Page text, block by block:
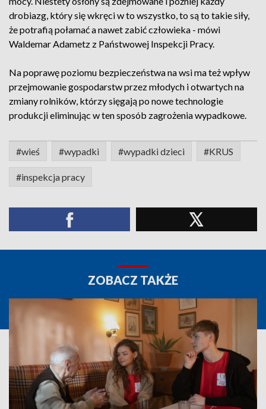
drobiazg, który się wkręci w to wszystko, to są to takie siły,
że potrafią połamać a nawet zabić człowieka - mówi
Waldemar Adametz z Państwowej Inspekcji Pracy.
Na poprawę poziomu bezpieczeństwa na wsi ma też wpływ
przejmowanie gospodarstw przez młodych i otwartych na
zmiany rolników, którzy sięgają po nowe technologie
produkcji eliminując w ten sposób zagrożenia wypadkowe.
#wieś #wypadki #wypadki dzieci #KRUS
#inspekcja pracy
ZOBACZ TAKŻE